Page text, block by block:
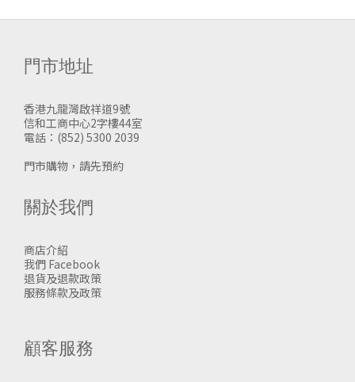
門市地址
香港九龍灣啟祥道9號
信和工商中心2字樓44室
電話：(852) 5300 2039
門市購物，請先預約
關於我們
商店介紹
我們 Facebook
退貨及退款政策
服務條款及政策
顧客服務